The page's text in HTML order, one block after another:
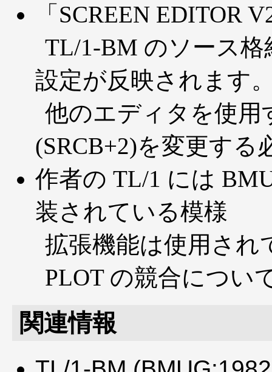
「SCREEN EDITOR
TL/1-BM のソース
設定が反映されます
他のエディタを使用
(SRCB+2)を変更する
作者の TL/1 には
装されている模様
拡張機能は使用され
PLOT の競合につい
関連情報